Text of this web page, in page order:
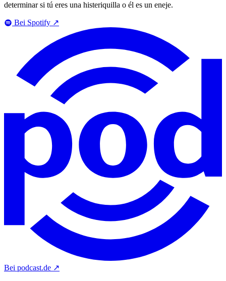
determinar si tú eres una histeriquilla o él es un eneje.
Bei Spotify ↗
Bei podcast.de ↗